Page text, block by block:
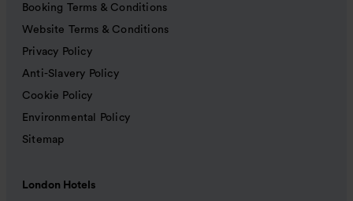
Booking Terms & Conditions
Website Terms & Conditions
Privacy Policy
Anti-Slavery Policy
Cookie Policy
Environmental Policy
Sitemap
London Hotels